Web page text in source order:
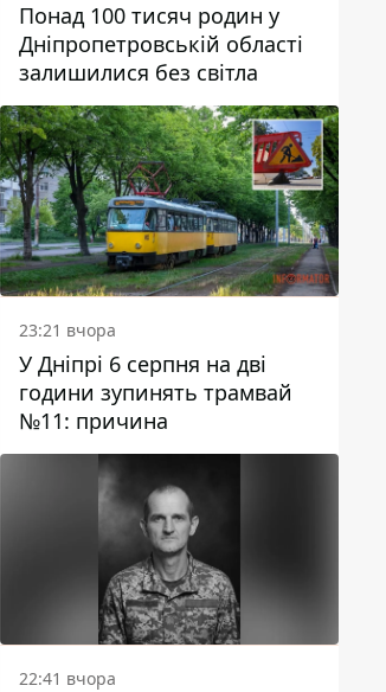
Понад 100 тисяч родин у
Дніпропетровській області
залишилися без світла
23:21 вчора
У Дніпрі 6 серпня на дві
години зупинять трамвай
№11: причина
22:41 вчора